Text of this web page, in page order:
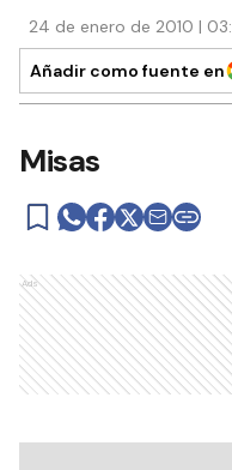
24 de enero de 2010 |
Añadir como fuente en
Misas
Ads